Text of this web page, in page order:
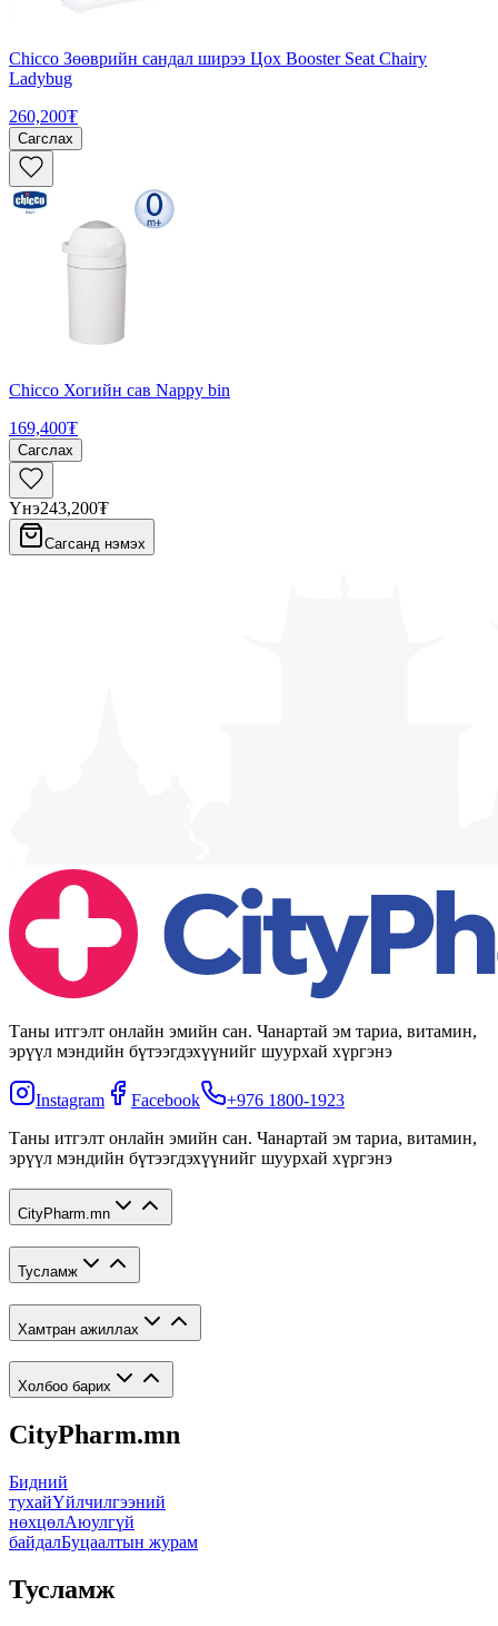
Chicco Зөөврийн сандал ширээ Цох Booster Seat Chairy
Ladybug
260,200₮
Сагслах
Chicco Хогийн сав Nappy bin
169,400₮
Сагслах
Үнэ243,200₮
Сагсанд нэмэх
Таны итгэлт онлайн эмийн сан. Чанартай эм тариа, витамин,
эрүүл мэндийн бүтээгдэхүүнийг шуурхай хүргэнэ
Instagram Facebook
+976 1800-1923
Таны итгэлт онлайн эмийн сан. Чанартай эм тариа, витамин,
эрүүл мэндийн бүтээгдэхүүнийг шуурхай хүргэнэ
CityPharm.mn
Тусламж
Хамтран ажиллах
Холбоо барих
CityPharm.mn
Бидний
тухайҮйлчилгээний
нөхцөлАюулгүй
байдалБуцаалтын журам
Тусламж